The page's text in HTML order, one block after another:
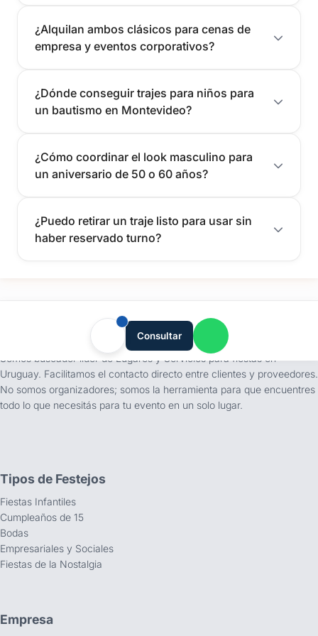
Montevideo, visitanos en Meraki. Resolvemos tu imagen para
que luzcas impecable en ese día tan importante.
una visita.
¿Alquilan ambos clásicos para cenas de
empresa y eventos corporativos?
¿Dónde conseguir trajes para niños para
un bautismo en Montevideo?
¿Cómo coordinar el look masculino para
un aniversario de 50 o 60 años?
¿Puedo retirar un traje listo para usar sin
haber reservado turno?
Consultar
tufiesta.com.uy
Somos buscador líder de Lugares y Servicios para fiestas en
Uruguay. Facilitamos el contacto directo entre clientes y proveedores.
No somos organizadores; somos la herramienta para que encuentres
todo lo que necesitás para tu evento en un solo lugar.
Tipos de Festejos
Fiestas Infantiles
Cumpleaños de 15
Bodas
Empresariales y Sociales
Fiestas de la Nostalgia
Empresa